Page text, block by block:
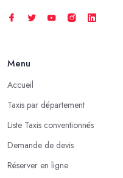
Menu
Accueil
Taxis par département
Liste Taxis conventionnés
Demande de devis
Réserver en ligne